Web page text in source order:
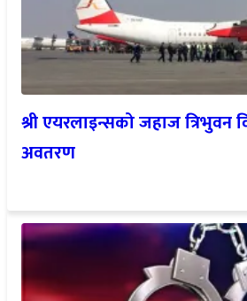
श्री एयरलाइन्सको जहाज त्रिभुवन
अवतरण